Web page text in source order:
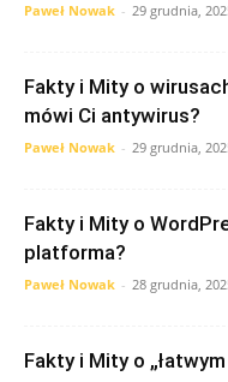
Paweł Nowak - 29 grudnia,
Fakty i Mity o
mówi Ci antywirus?
Paweł Nowak - 29 grudnia,
Fakty i Mity o
platforma?
Paweł Nowak - 28 grudnia,
Fakty i Mity o